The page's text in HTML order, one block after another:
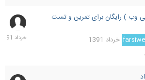
وب ) رایگان برای تمرین و تست
17